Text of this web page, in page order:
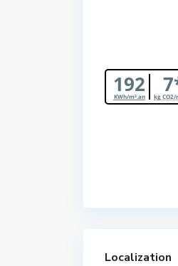
192
KWh/m².an kg CO2/
Localization